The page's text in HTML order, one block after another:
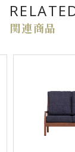
関連商品